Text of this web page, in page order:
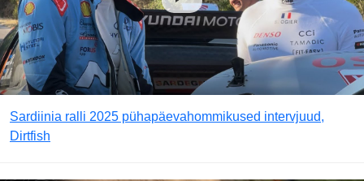
Sardiinia ralli 2025 pühapäevahommikused intervjuud,
Dirtfish